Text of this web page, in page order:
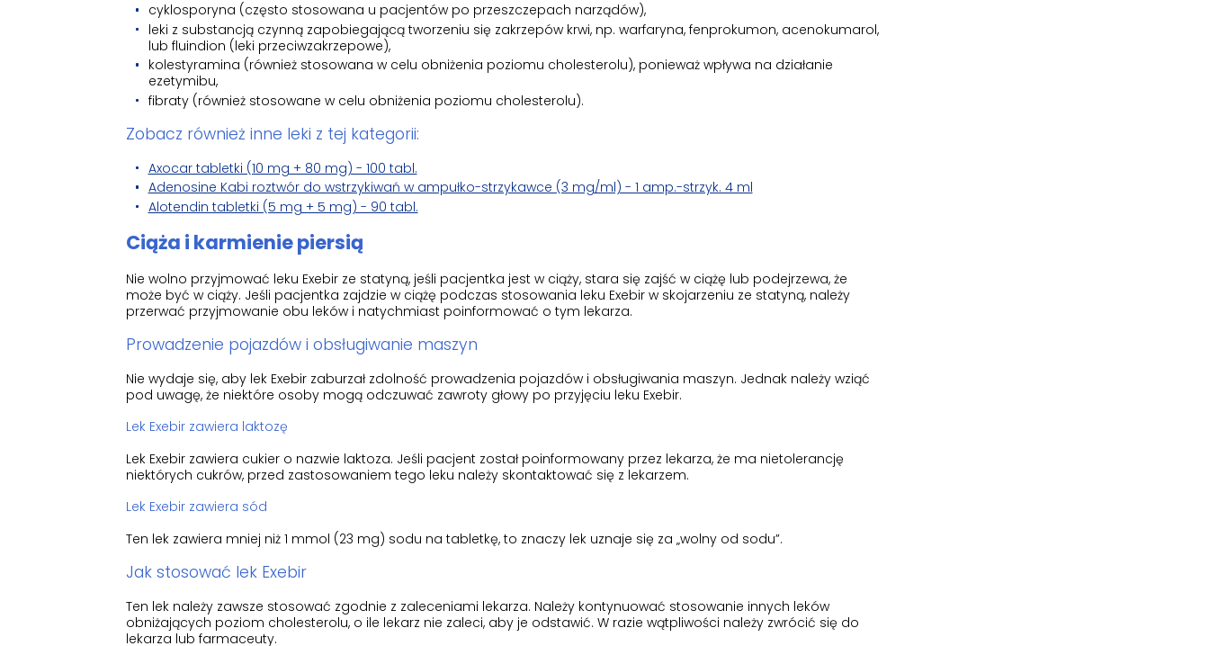
cyklosporyna (często stosowana u pacjentów po przeszczepach narządów),
leki z substancją czynną zapobiegającą tworzeniu się zakrzepów krwi, np. warfaryna, fenprokumon, acenokumarol,
lub fluindion (leki przeciwzakrzepowe),
kolestyramina (również stosowana w celu obniżenia poziomu cholesterolu), ponieważ wpływa na działanie
ezetymibu,
fibraty (również stosowane w celu obniżenia poziomu cholesterolu).
Zobacz również inne leki z tej kategorii:
Axocar tabletki (10 mg + 80 mg) - 100 tabl.
Adenosine Kabi roztwór do wstrzykiwań w ampułko-strzykawce (3 mg/ml) - 1 amp.-strzyk. 4 ml
Alotendin tabletki (5 mg + 5 mg) - 90 tabl.
Ciąża i karmienie piersią
Nie wolno przyjmować leku Exebir ze statyną, jeśli pacjentka jest w ciąży, stara się zajść w ciążę lub podejrzewa, że
może być w ciąży. Jeśli pacjentka zajdzie w ciążę podczas stosowania leku Exebir w skojarzeniu ze statyną, należy
przerwać przyjmowanie obu leków i natychmiast poinformować o tym lekarza.
Prowadzenie pojazdów i obsługiwanie maszyn
Nie wydaje się, aby lek Exebir zaburzał zdolność prowadzenia pojazdów i obsługiwania maszyn. Jednak należy wziąć
pod uwagę, że niektóre osoby mogą odczuwać zawroty głowy po przyjęciu leku Exebir.
Lek Exebir zawiera laktozę
Lek Exebir zawiera cukier o nazwie laktoza. Jeśli pacjent został poinformowany przez lekarza, że ma nietolerancję
niektórych cukrów, przed zastosowaniem tego leku należy skontaktować się z lekarzem.
Lek Exebir zawiera sód
Ten lek zawiera mniej niż 1 mmol (23 mg) sodu na tabletkę, to znaczy lek uznaje się za „wolny od sodu”.
Jak stosować lek Exebir
Ten lek należy zawsze stosować zgodnie z zaleceniami lekarza. Należy kontynuować stosowanie innych leków
obniżających poziom cholesterolu, o ile lekarz nie zaleci, aby je odstawić. W razie wątpliwości należy zwrócić się do
lekarza lub farmaceuty.